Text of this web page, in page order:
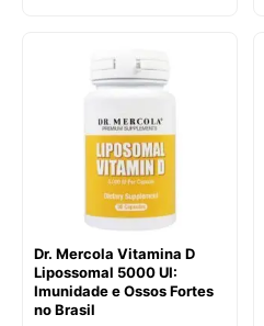
Dr. Mercola Vitamina D
Lipossomal 5000 UI:
Imunidade e Ossos Fortes
no Brasil